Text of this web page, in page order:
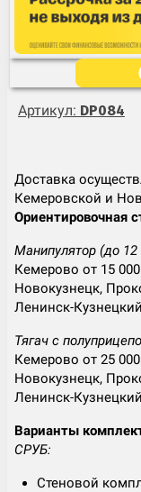
Артикул: DP084
Доставка
Кемеровской и
Ориентировочная
Манипулятор (до
Кемерово от 15
Новокузнецк,
Ленинск-
Тягач с
Кемерово от 25
Новокузнецк,
Ленинск-
Варианты
СРУБ:
Стеновой